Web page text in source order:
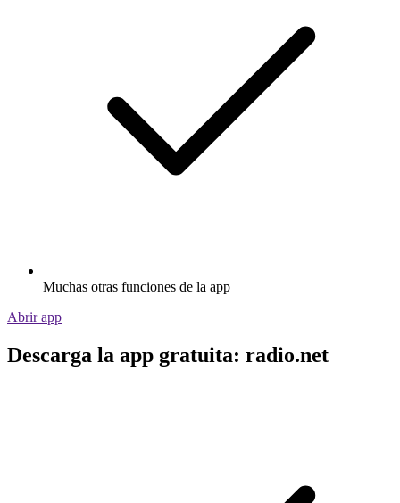
Muchas otras funciones de la app
Abrir app
Descarga la app gratuita: radio.net